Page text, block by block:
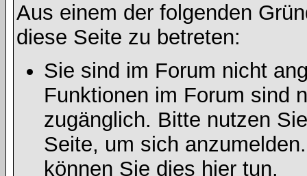
Aus einem der folgenden
diese Seite zu betreten:
Sie sind im Forum nicht
Funktionen im Forum sind
zugänglich. Bitte nutzen
Seite, um sich
können Sie dies hier tun.